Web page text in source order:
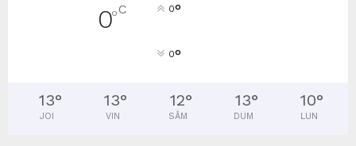
0°C 0°
0°
13°
JOI
13°
VIN
12°
SÂM
13°
DUM
10°
LUN